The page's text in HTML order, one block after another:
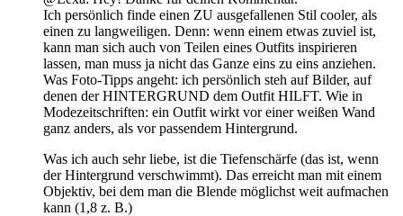
Ich persönlich finde einen ZU ausgefallenen Stil cooler, als
einen zu langweiligen. Denn: wenn einem etwas zuviel ist,
kann man sich auch von Teilen eines Outfits inspirieren
lassen, man muss ja nicht das Ganze eins zu eins anziehen.
Was Foto-Tipps angeht: ich persönlich steh auf Bilder, auf
denen der HINTERGRUND dem Outfit HILFT. Wie in
Modezeitschriften: ein Outfit wirkt vor einer weißen Wand
ganz anders, als vor passendem Hintergrund.
Was ich auch sehr liebe, ist die Tiefenschärfe (das ist, wenn
der Hintergrund verschwimmt). Das erreicht man mit einem
Objektiv, bei dem man die Blende möglichst weit aufmachen
kann (1,8 z. B.)